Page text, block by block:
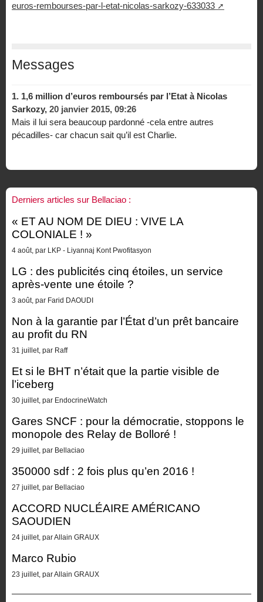
euros-rembourses-par-l-etat-nicolas-sarkozy-633033
Messages
1. 1,6 million d’euros remboursés par l’Etat à Nicolas
Sarkozy, 20 janvier 2015, 09:26
Mais il lui sera beaucoup pardonné -cela entre autres
pécadilles- car chacun sait qu’il est Charlie.
Derniers articles sur Bellaciao :
« ET AU NOM DE DIEU : VIVE LA
COLONIALE ! »
4 août, par LKP - Liyannaj Kont Pwofitasyon
LG : des publicités cinq étoiles, un service
après-vente une étoile ?
3 août, par Farid DAOUDI
Non à la garantie par l’État d’un prêt bancaire
au profit du RN
31 juillet, par Raff
Et si le BHT n’était que la partie visible de
l’iceberg
30 juillet, par EndocrineWatch
Gares SNCF : pour la démocratie, stoppons le
monopole des Relay de Bolloré !
29 juillet, par Bellaciao
350000 sdf : 2 fois plus qu’en 2016 !
27 juillet, par Bellaciao
ACCORD NUCLÉAIRE AMÉRICANO
SAOUDIEN
24 juillet, par Allain GRAUX
Marco Rubio
23 juillet, par Allain GRAUX